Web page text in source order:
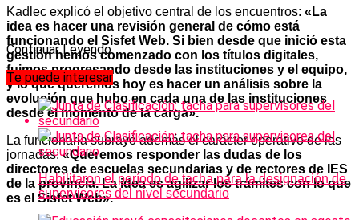
Kadlec explicó el objetivo central de los encuentros: «La
idea es hacer una revisión general de cómo está
funcionando el Sisfet Web. Si bien desde que inició esta
gestión hemos comenzado con los títulos digitales,
fuimos progresando desde las instituciones y el equipo,
y lo que queremos hoy es hacer un análisis sobre la
evolución que hubo en cada una de las instituciones
desde el momento de la carga».
La funcionaria subrayó además el carácter operativo de las
jornadas:«Queremos responder las dudas de los
directores de escuelas secundarias y de rectores de IES
de la provincia. La idea es agilizar los trámites con lo que
es el Sisfet Web».
Continuar Leyendo
Te puede interesar
Habilitaron el período de tacha para la designación de
supervisores del nivel secundario